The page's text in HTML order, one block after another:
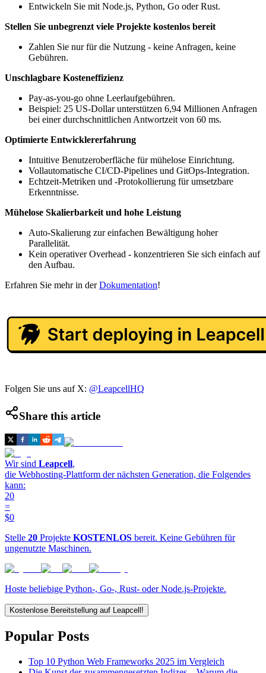
Entwickeln Sie mit Node.js, Python, Go oder Rust.
Stellen Sie unbegrenzt viele Projekte kostenlos bereit
Zahlen Sie nur für die Nutzung - keine Anfragen, keine
Gebühren.
Unschlagbare Kosteneffizienz
Pay-as-you-go ohne Leerlaufgebühren.
Beispiel: 25 US-Dollar unterstützen 6,94 Millionen Anfragen
bei einer durchschnittlichen Antwortzeit von 60 ms.
Optimierte Entwicklererfahrung
Intuitive Benutzeroberfläche für mühelose Einrichtung.
Vollautomatische CI/CD-Pipelines und GitOps-Integration.
Echtzeit-Metriken und -Protokollierung für umsetzbare
Erkenntnisse.
Mühelose Skalierbarkeit und hohe Leistung
Auto-Skalierung zur einfachen Bewältigung hoher
Parallelität.
Kein operativer Overhead - konzentrieren Sie sich einfach auf
den Aufbau.
Erfahren Sie mehr in derDokumentation!
Folgen Sie uns auf X: @LeapcellHQ
Share this article
Wir sind Leapcell,
die Webhosting-Plattform der nächsten Generation, die Folgendes
kann:
20
=
$0
Stelle 20 Projekte KOSTENLOS bereit. Keine Gebühren für
ungenutzte Maschinen.
Hoste beliebige Python-, Go-, Rust- oder Node.js-Projekte.
Kostenlose Bereitstellung auf Leapcell!
Popular Posts
Top 10 Python Web Frameworks 2025 im Vergleich